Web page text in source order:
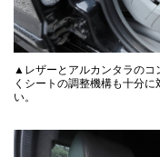
▲レザーとアルカンタラのコ
くシートの調整機構も十分
い。